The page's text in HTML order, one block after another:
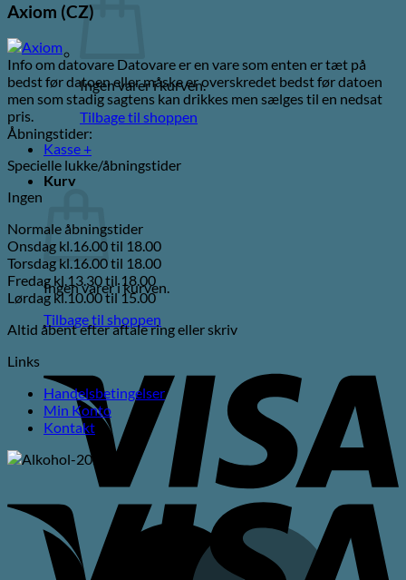
Ingen varer i kurven.
Tilbage til shoppen
Kasse +
Kurv
Ingen varer i kurven.
Tilbage til shoppen
Axiom (CZ)
Info om datovare Datovare er en vare som enten er tæt på
bedst før datoen eller måske er overskredet bedst før datoen
men som stadig sagtens kan drikkes men sælges til en nedsat
pris.
Åbningstider:
Specielle lukke/åbningstider
Ingen
Normale åbningstider
Onsdag kl.16.00 til 18.00
Torsdag kl.16.00 til 18.00
Fredag kl.13.30 til 18.00
Lørdag kl.10.00 til 15.00
Altid åbent efter aftale ring eller skriv
Links
Handelsbetingelser
Min Konto
Kontakt